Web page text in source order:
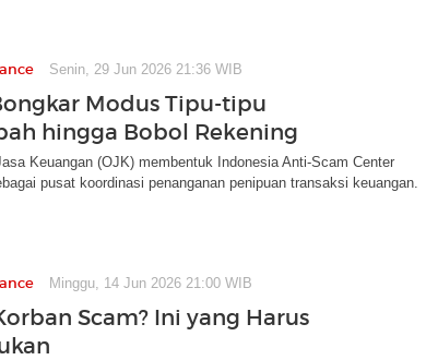
Senin, 29 Jun 2026 21:36 WIB
Modus Tipu-tipu
hingga Bobol Rekening
Keuangan (OJK) membentuk Indonesia Anti-Scam Center
pusat koordinasi penanganan penipuan transaksi keuangan.
Minggu, 14 Jun 2026 21:00 WIB
Scam? Ini yang Harus